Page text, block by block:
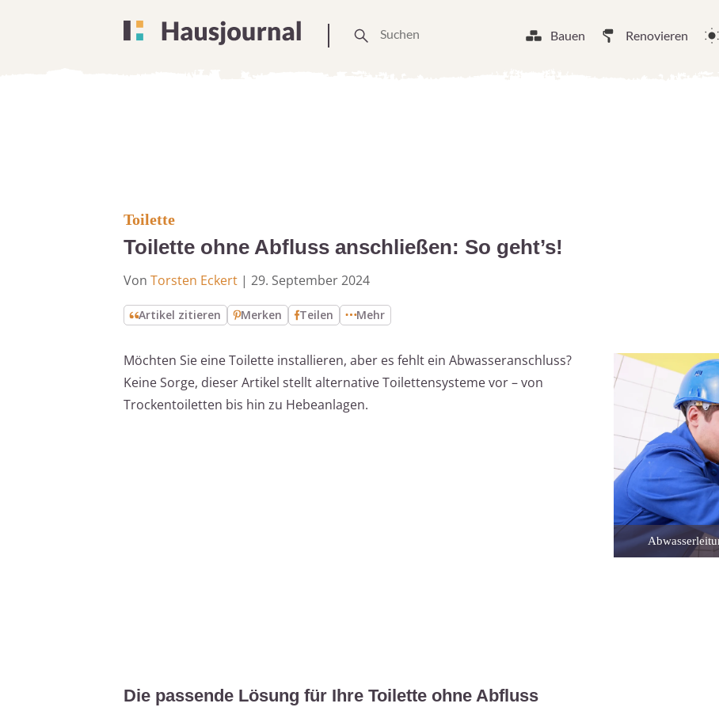
Bauen Renovieren
Toilette
Toilette ohne Abfluss anschließen: So geht’s!
Von Torsten Eckert | 29. September 2024
Artikel zitieren Merken Teilen Mehr
Möchten Sie eine Toilette installieren, aber es fehlt ein Abwasseranschluss?
Keine Sorge, dieser Artikel stellt alternative Toilettensysteme vor – von
Trockentoiletten bis hin zu Hebeanlagen.
Die passende Lösung für Ihre Toilette ohne Abfluss